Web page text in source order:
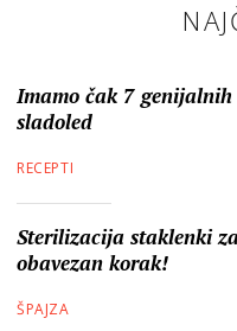
Imamo čak 7
sladoled
RECEPTI
Sterilizacija staklenki
obavezan korak!
ŠPAJZA